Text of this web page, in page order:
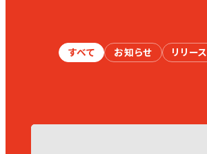
すべて お知らせ リリース